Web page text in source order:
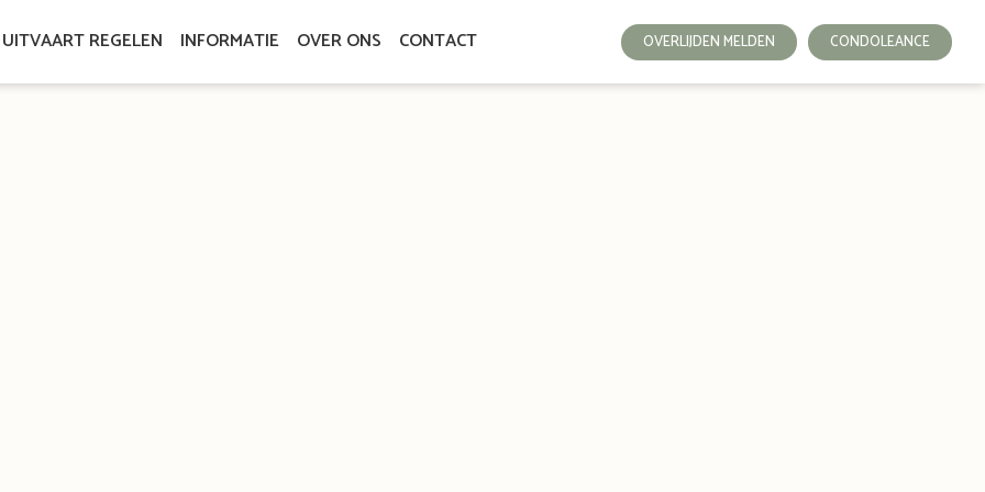
UITVAART REGELEN INFORMATIE OVER ONS CONTACT OVERLIJDEN MELDEN CONDOLEANCE